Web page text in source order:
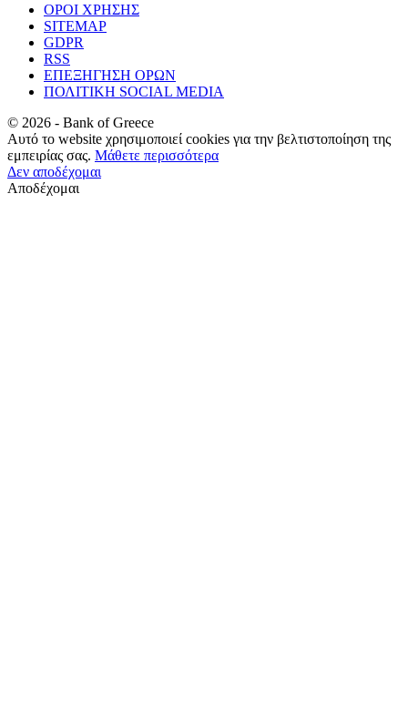
ΟΡΟΙ ΧΡΗΣΗΣ
SITEMAP
GDPR
RSS
ΕΠΕΞΗΓΗΣΗ ΟΡΩΝ
ΠΟΛΙΤΙΚΗ SOCIAL MEDIA
© 2026 - Bank of Greece
Αυτό το website χρησιμοποιεί cookies για την βελτιστοποίηση της
εμπειρίας σας. Μάθετε περισσότερα
Δεν αποδέχομαι
Αποδέχομαι